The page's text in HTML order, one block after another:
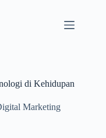
di Kehidupan
Marketing